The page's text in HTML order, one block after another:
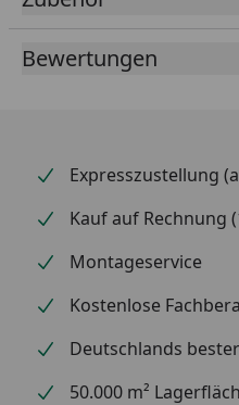
Bewertungen
Expresszustellung
Kauf auf Rechnung
Montageservice
Kostenlose
Deutschlands
50.000 m²